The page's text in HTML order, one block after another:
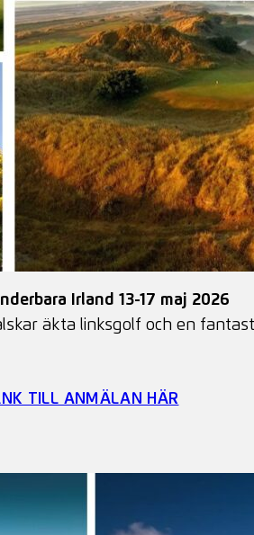
Irland 13-17 maj 2026
äkta linksgolf och en
TILL ANMÄLAN HÄR